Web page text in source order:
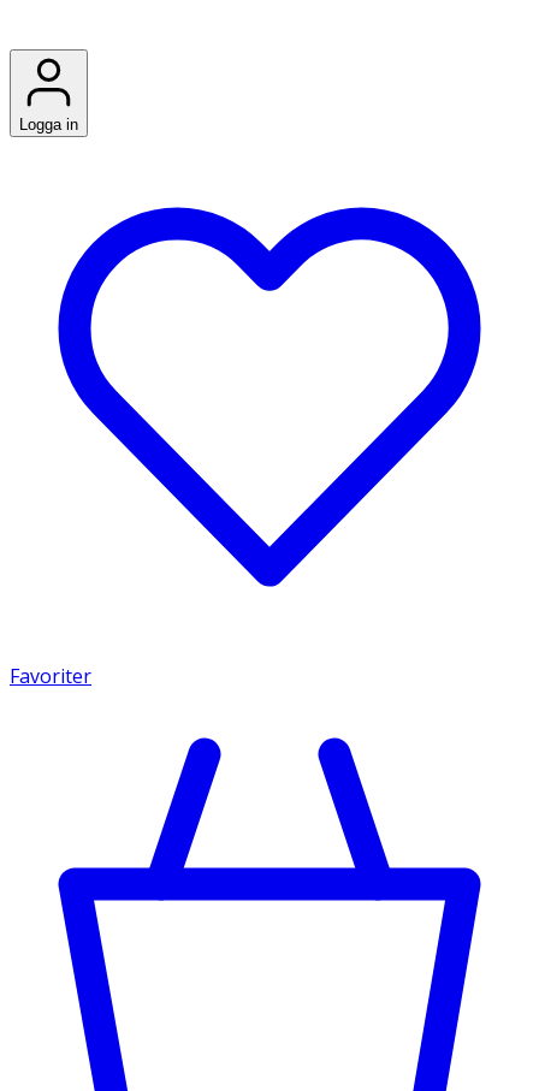
Logga in
Favoriter